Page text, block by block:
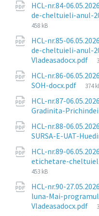
HCL-nr.84-
de-cheltuieli-anul-
File
458 kB
HCL-nr.85-
de-cheltuieli-anul-
Vladeasadocx.pdf
HCL-nr.86-
SOH-docx.pdf
File
374
HCL-nr.87-
Gradinita-
HCL-nr.88-
SURSA-E-UAT-
HCL-nr.89-
etichetare-
453 kB
HCL-nr.90-
luna-Mai-
Vladeasadocx.pdf